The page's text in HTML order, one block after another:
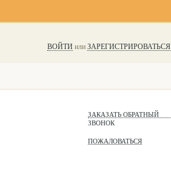
ВОЙТИ или ЗАРЕГИСТРИРОВАТЬСЯ
ЗАКАЗАТЬ ОБРАТНЫЙ
ЗВОНОК
ПОЖАЛОВАТЬСЯ